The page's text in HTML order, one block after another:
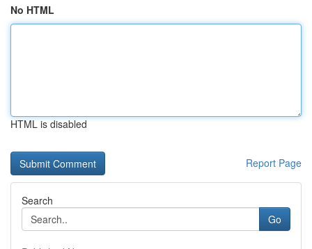
No HTML
HTML is disabled
Report Page
Search
Go